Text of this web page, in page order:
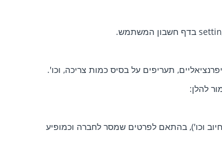
בדף חשבון המשתמש.
תעריפים על בסיס כמות צריכה, וכו'.
להלן:
וכו'), בהתאם לפרטים שמסר לחברה וכמופיע